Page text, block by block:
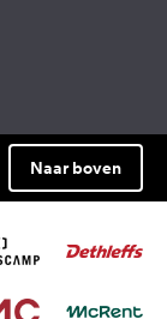
Naar boven